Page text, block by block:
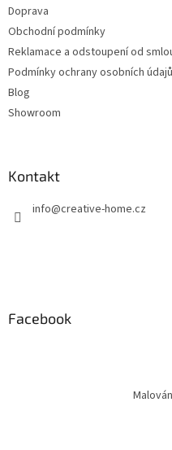
Doprava
Obchodní podmínky
Reklamace a odstoupení od
Podmínky ochrany osobních údajů
Blog
Showroom
Kontakt
info@creative-home.cz
Facebook